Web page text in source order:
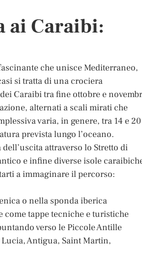
ai Caraibi:
che unisce Mediterraneo,
si tratta di una crociera
Caraibi tra fine ottobre e
alternati a scali mirati che
varia, in genere, tra 14 e 20
prevista lungo l’oceano.
attraverso lo Stretto di
e infine diverse isole
a immaginare il percorso:
o nella sponda iberica
come tappe tecniche e turistiche
verso le Piccole Antille
Antigua, Saint Martin,